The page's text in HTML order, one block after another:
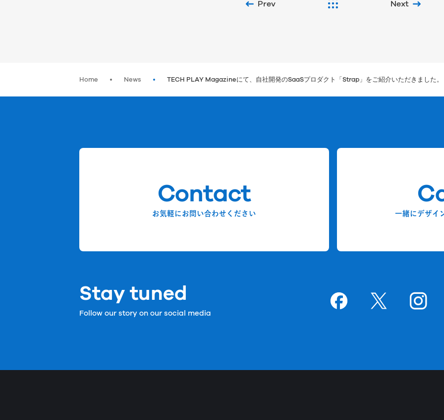
Prev Next
Home News TECH PLAY Magazineにて、自社開発のSaaSプロダクト「Strap」をご紹介いただきました。
Contact
お気軽にお問い合わせください 一緒にデザイ
Stay tuned
Follow our story on our social media
GoodpatchのGoodpatchの
ページ